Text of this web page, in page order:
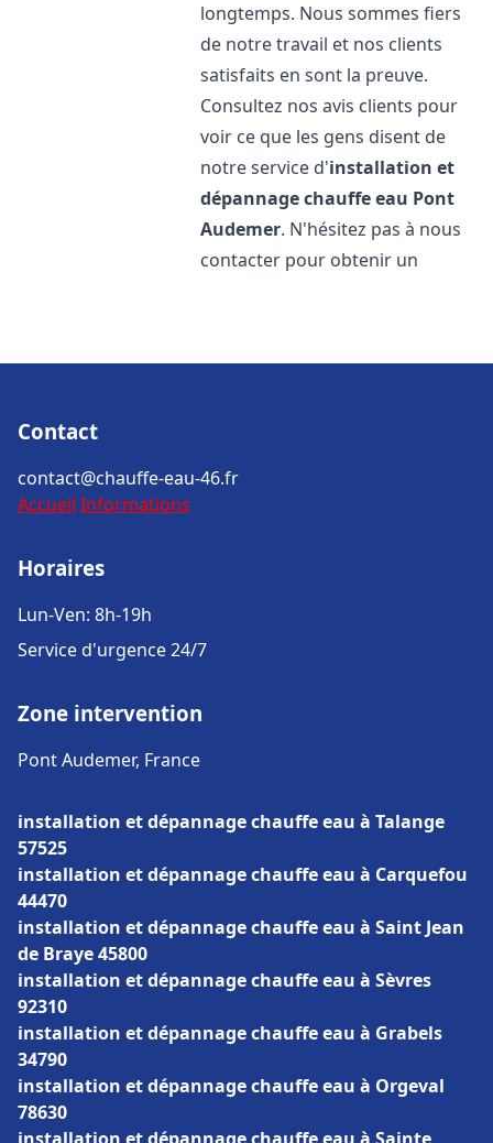
longtemps. Nous sommes fiers
de notre travail et nos clients
satisfaits en sont la preuve.
Consultez nos avis clients pour
voir ce que les gens disent de
notre service d'installation et
dépannage chauffe eau Pont
Audemer. N'hésitez pas à nous
contacter pour obtenir un
Contact
contact@chauffe-eau-46.fr
Accueil Informations
Horaires
Lun-Ven: 8h-19h
Service d'urgence 24/7
Zone intervention
Pont Audemer, France
installation et dépannage chauffe eau à Talange
57525
installation et dépannage chauffe eau à Carquefou
44470
installation et dépannage chauffe eau à Saint Jean
de Braye 45800
installation et dépannage chauffe eau à Sèvres
92310
installation et dépannage chauffe eau à Grabels
34790
installation et dépannage chauffe eau à Orgeval
78630